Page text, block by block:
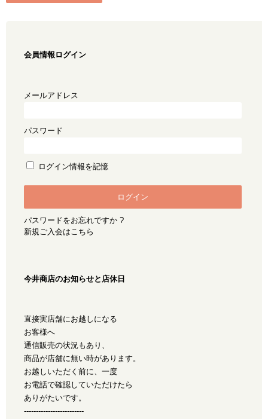
会員情報ログイン
メールアドレス
パスワード
ログイン情報を記憶
パスワードをお忘れですか ?
新規ご入会はこちら
今井商店のお知らせと店休日
直接実店舗にお越しになる
お客様へ
通信販売の状況もあり、
商品が店舗に無い時があります。
お越しいただく前に、一度
お電話で確認していただけたら
ありがたいです。
-------------------------